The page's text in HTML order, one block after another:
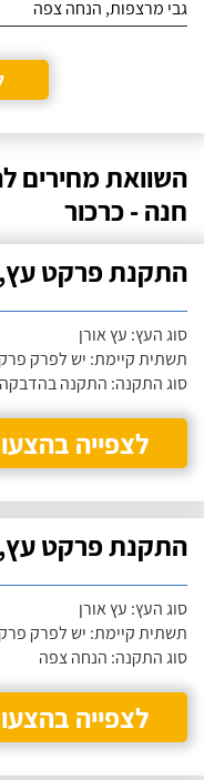
גבי מרצפות, הנחה צפה
השוואת
חנה - כרכור
התקנת פרקט עץ,
סוג העץ: עץ אורן
תשתית קיימת: יש לפרק
סוג התקנה: התקנה בהדבקה
לצפייה
התקנת פרקט עץ,
סוג העץ: עץ אורן
תשתית קיימת: יש לפרק
סוג התקנה: הנחה צפה
לצפייה